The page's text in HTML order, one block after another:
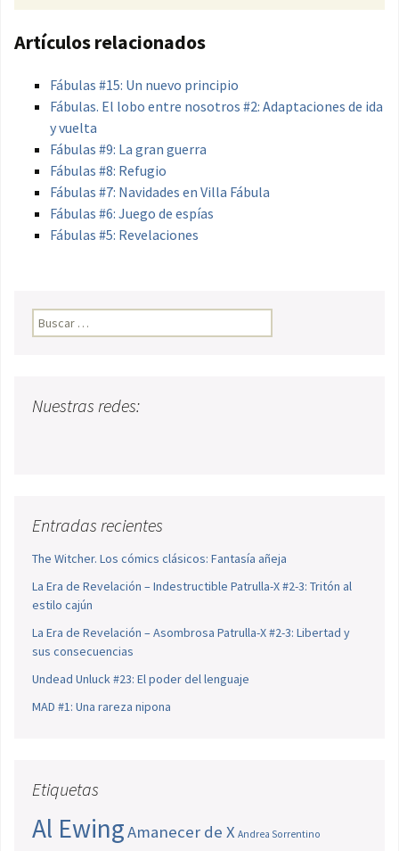
Artículos relacionados
Fábulas #15: Un nuevo principio
Fábulas. El lobo entre nosotros #2: Adaptaciones de ida
y vuelta
Fábulas #9: La gran guerra
Fábulas #8: Refugio
Fábulas #7: Navidades en Villa Fábula
Fábulas #6: Juego de espías
Fábulas #5: Revelaciones
Buscar:
Nuestras redes:
Entradas recientes
The Witcher. Los cómics clásicos: Fantasía añeja
La Era de Revelación – Indestructible Patrulla-X #2-3: Tritón al
estilo cajún
La Era de Revelación – Asombrosa Patrulla-X #2-3: Libertad y
sus consecuencias
Undead Unluck #23: El poder del lenguaje
MAD #1: Una rareza nipona
Etiquetas
Al EwingAmanecer de X Andrea Sorrentino